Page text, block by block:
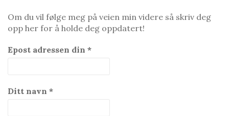
Om du vil følge meg på veien min videre så skriv deg
opp her for å holde deg oppdatert!
Epost adressen din *
Ditt navn *